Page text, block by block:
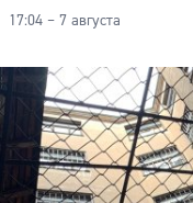
17:04 – 7 августа